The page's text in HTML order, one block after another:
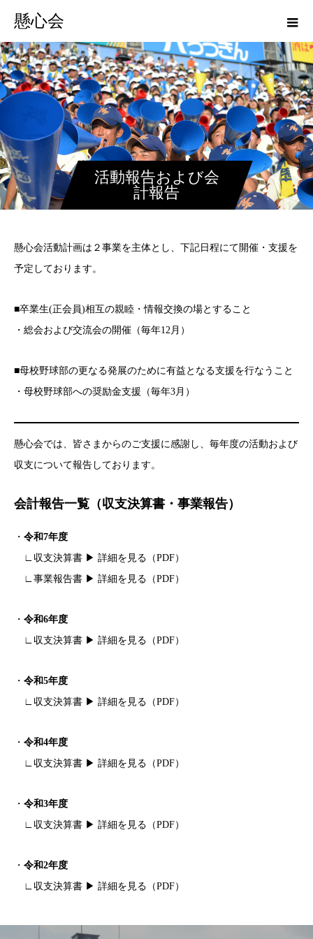
懸心会
活動報告および会
計報告
懸心会活動計画は２事業を主体とし、下記日程にて開催・支援を
予定しております。
■卒業生(正会員)相互の親睦・情報交換の場とすること
・総会および交流会の開催（毎年12月）
■母校野球部の更なる発展のために有益となる支援を行なうこと
・母校野球部への奨励金支援（毎年3月）
懸心会では、皆さまからのご支援に感謝し、毎年度の活動および
収支について報告しております。
会計報告一覧（収支決算書・事業報告）
・ 令和7年度
∟収支決算書 ▶ 詳細を見る（PDF）
∟事業報告書 ▶ 詳細を見る（PDF）
・ 令和6年度
∟収支決算書 ▶ 詳細を見る（PDF）
・ 令和5年度
∟収支決算書 ▶ 詳細を見る（PDF）
・ 令和4年度
∟収支決算書 ▶ 詳細を見る（PDF）
・ 令和3年度
∟収支決算書 ▶ 詳細を見る（PDF）
・ 令和2年度
∟収支決算書 ▶ 詳細を見る（PDF）